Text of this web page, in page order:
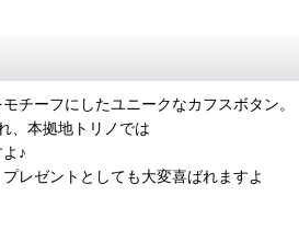
チーフにしたユニークなカフスボタン。
、本拠地トリノでは
♪
レゼントとしても大変喜ばれますよ